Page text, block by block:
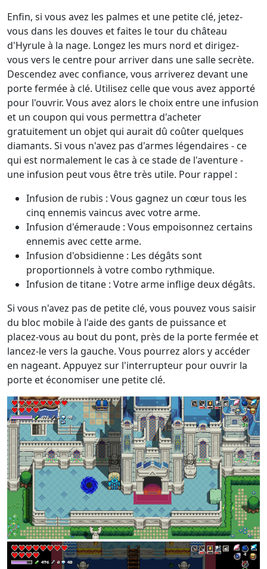
Enfin, si vous avez les palmes et une petite clé, jetez-
vous dans les douves et faites le tour du château
d'Hyrule à la nage. Longez les murs nord et dirigez-
vous vers le centre pour arriver dans une salle secrète.
Descendez avec confiance, vous arriverez devant une
porte fermée à clé. Utilisez celle que vous avez apporté
pour l'ouvrir. Vous avez alors le choix entre une infusion
et un coupon qui vous permettra d'acheter
gratuitement un objet qui aurait dû coûter quelques
diamants. Si vous n'avez pas d'armes légendaires - ce
qui est normalement le cas à ce stade de l'aventure -
une infusion peut vous être très utile. Pour rappel :
Infusion de rubis : Vous gagnez un cœur tous les
cinq ennemis vaincus avec votre arme.
Infusion d'émeraude : Vous empoisonnez certains
ennemis avec cette arme.
Infusion d'obsidienne : Les dégâts sont
proportionnels à votre combo rythmique.
Infusion de titane : Votre arme inflige deux dégâts.
Si vous n'avez pas de petite clé, vous pouvez vous saisir
du bloc mobile à l'aide des gants de puissance et
placez-vous au bout du pont, près de la porte fermée et
lancez-le vers la gauche. Vous pourrez alors y accéder
en nageant. Appuyez sur l'interrupteur pour ouvrir la
porte et économiser une petite clé.